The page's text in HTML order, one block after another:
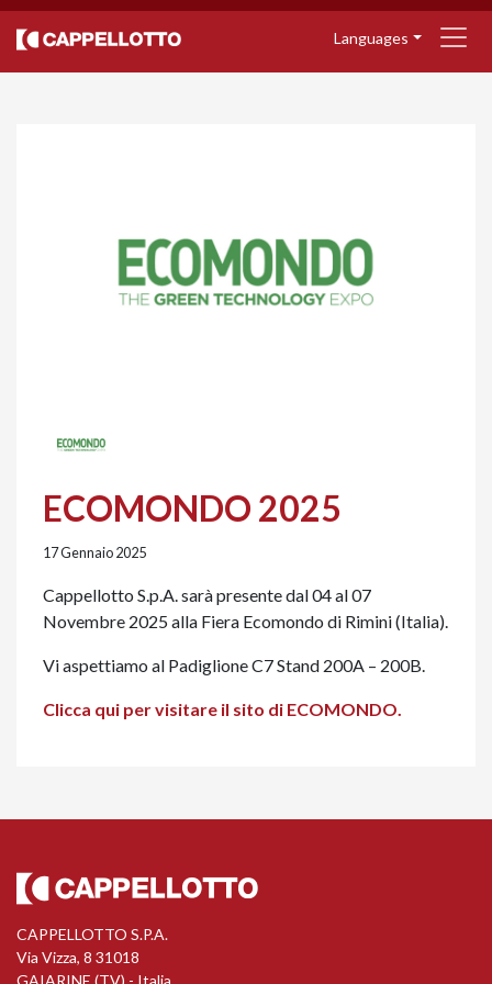
Languages
ECOMONDO 2025
17 Gennaio 2025
Cappellotto S.p.A. sarà presente dal 04 al 07
Novembre 2025 alla Fiera Ecomondo di Rimini (Italia).
Vi aspettiamo al Padiglione C7 Stand 200A – 200B.
Clicca qui per visitare il sito di ECOMONDO.
CAPPELLOTTO S.P.A.
Via Vizza, 8 31018
GAIARINE (TV) - Italia